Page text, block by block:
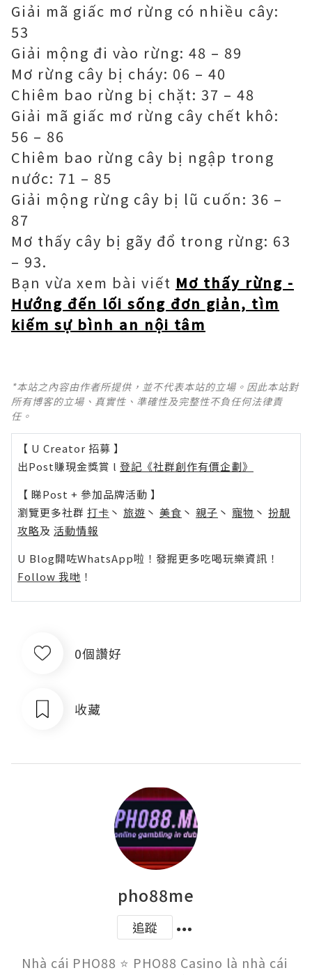
Giải mã giấc mơ rừng có nhiều cây:
53
Giải mộng đi vào rừng: 48 – 89
Mơ rừng cây bị cháy: 06 – 40
Chiêm bao rừng bị chặt: 37 – 48
Giải mã giấc mơ rừng cây chết khô:
56 – 86
Chiêm bao rừng cây bị ngập trong
nước: 71 – 85
Giải mộng rừng cây bị lũ cuốn: 36 –
87
Mơ thấy cây bị gãy đổ trong rừng: 63
– 93.
Bạn vừa xem bài viết Mơ thấy rừng -
Hướng đến lối sống đơn giản, tìm
kiếm sự bình an nội tâm
*本站之內容由作者所提供，並不代表本站的立場。因此本站對
所有博客的立場、真實性、準確性及完整性不負任何法律責
任。
【 U Creator 招募 】
出Post賺現金獎賞 l 登記《社群創作有價企劃》
【 睇Post + 參加品牌活動 】
瀏覽更多社群 打卡 丶 旅遊 丶 美食 丶 親子 丶 寵物 丶 扮靚
攻略及 活動情報
U Blog開咗WhatsApp啦！發掘更多吃喝玩樂資訊！
Follow 我哋 ！
0個讚好
收藏
pho88me
追蹤
Nhà cái PHO88 ⭐️ PHO88 Casino là nhà cái